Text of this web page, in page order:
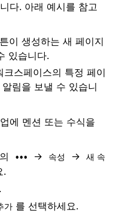
다. 아래 예시를 참고
이 생성하는 새 페이지
있습니다.
스페이스의 특정 페이
림을 보낼 수 있습니
에 멘션 또는 수식을
••• → 속성 →
새 속
.
가 를 선택하세요.